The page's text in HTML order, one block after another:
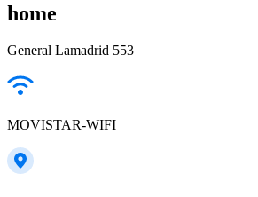
home
General Lamadrid 553
MOVISTAR-WIFI